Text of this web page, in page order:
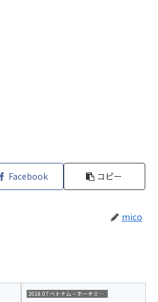
Facebook コピー
mico
2019.07 ベトナム・ホーチミン/ニャチャン